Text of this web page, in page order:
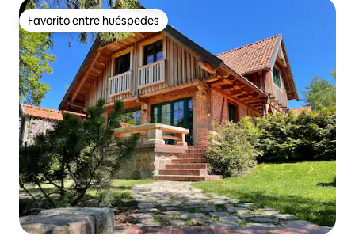
Favorito entre huéspedes
Favorito entre huéspedes